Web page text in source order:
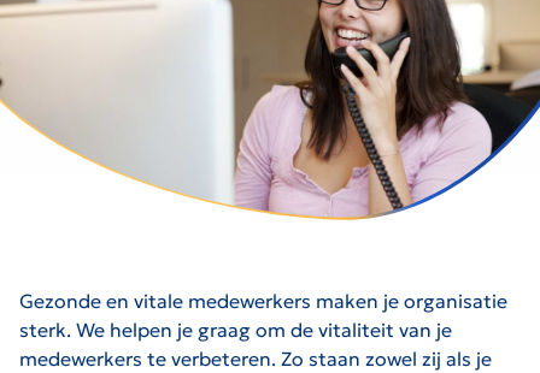
Gezonde en vitale medewerkers maken je organisatie
sterk. We helpen je graag om de vitaliteit van je
medewerkers te verbeteren. Zo staan zowel zij als je